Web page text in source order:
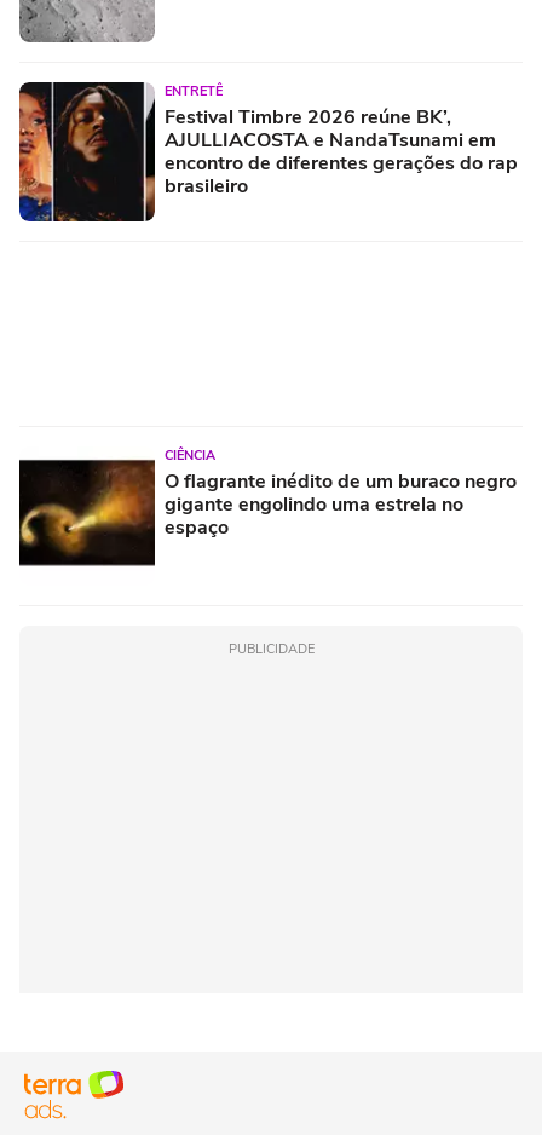
ENTRETÊ
Festival Timbre 2026 reúne BK’,
AJULLIACOSTA e NandaTsunami em
encontro de diferentes gerações do rap
brasileiro
CIÊNCIA
O flagrante inédito de um buraco negro
gigante engolindo uma estrela no
espaço
PUBLICIDADE